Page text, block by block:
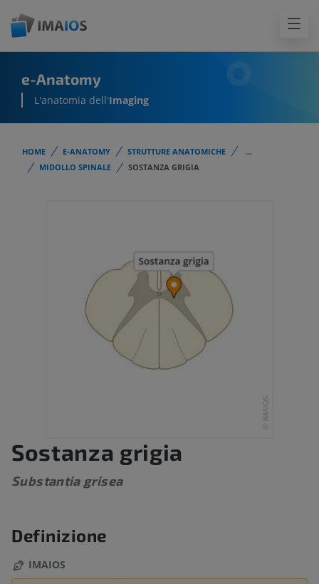
e-Anatomy
L'anatomia dell'Imaging
HOME E-ANATOMY STRUTTURE ANATOMICHE
...
MIDOLLO SPINALE
SOSTANZA GRIGIA
Sostanza grigia
Substantia grisea
Definizione
IMAIOS